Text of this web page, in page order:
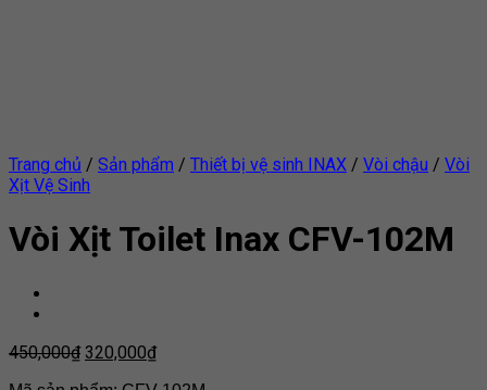
Trang chủ / Sản phẩm / Thiết bị vệ sinh INAX / Vòi chậu / Vòi
Xịt Vệ Sinh
Vòi Xịt Toilet Inax CFV-102M
450,000₫ 320,000₫